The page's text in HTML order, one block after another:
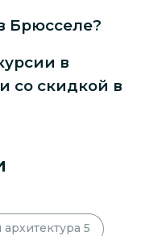
Брюсселе?
в
со скидкой в
5